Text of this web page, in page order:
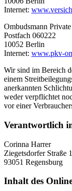
Internet:
Ombudsmann
Postfach 060222
10052 Berlin
Internet: www.pkv-
Wir sind im Bereich
einem
anerkannten
weder verpflichtet
vor einer
Verantwortlich
Corinna Harrer
Ziegetsdorfer Straße
93051 Regensburg
Inhalt des